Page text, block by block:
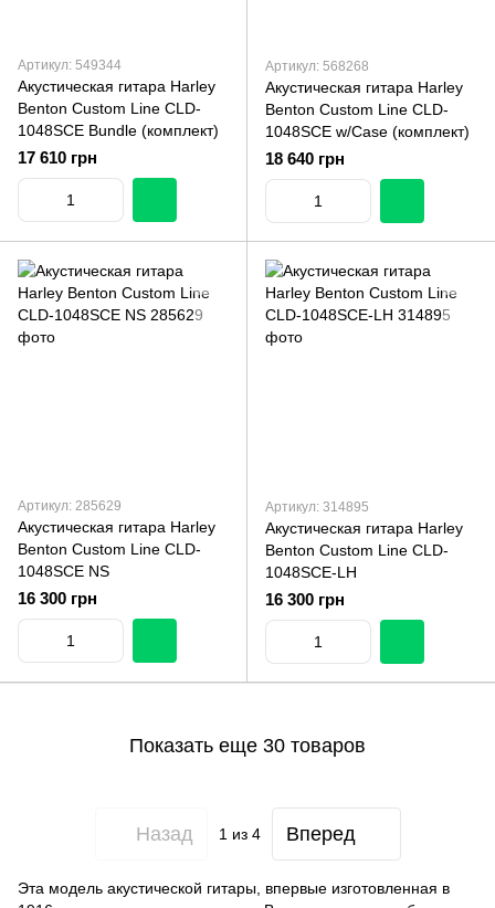
Артикул: 549344
Акустическая гитара Harley
Benton Custom Line CLD-
1048SCE Bundle (комплект)
17 610 грн
Артикул: 568268
Акустическая гитара Harley
Benton Custom Line CLD-
1048SCE w/Case (комплект)
18 640 грн
Артикул: 285629
Акустическая гитара Harley
Benton Custom Line CLD-
1048SCE NS
16 300 грн
Артикул: 314895
Акустическая гитара Harley
Benton Custom Line CLD-
1048SCE-LH
16 300 грн
Показать еще 30 товаров
Назад 1 из 4 Вперед
Эта модель акустической гитары, впервые изготовленная в